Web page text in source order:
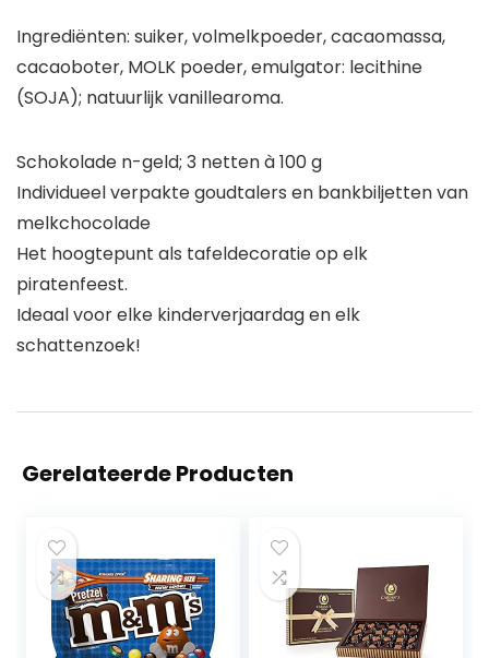
Ingrediënten: suiker, volmelkpoeder, cacaomassa,
cacaoboter, MOLK poeder, emulgator: lecithine
(SOJA); natuurlijk vanillearoma.
Schokolade n-geld; 3 netten à 100 g
Individueel verpakte goudtalers en bankbiljetten van
melkchocolade
Het hoogtepunt als tafeldecoratie op elk
piratenfeest.
Ideaal voor elke kinderverjaardag en elk
schattenzoek!
Gerelateerde Producten